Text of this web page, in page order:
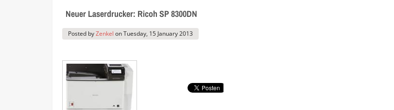
Neuer Laserdrucker: Ricoh SP 8300DN
Posted byZenkel onTuesday, 15 January 2013